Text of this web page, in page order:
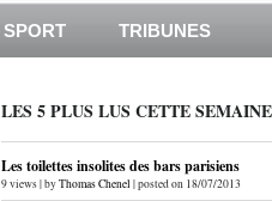
SPORT TRIBUNES
LES 5 PLUS LUS CETTE SEMAINE
Les toilettes insolites des bars parisiens
9 views|byThomas Chenel |posted on 18/07/2013